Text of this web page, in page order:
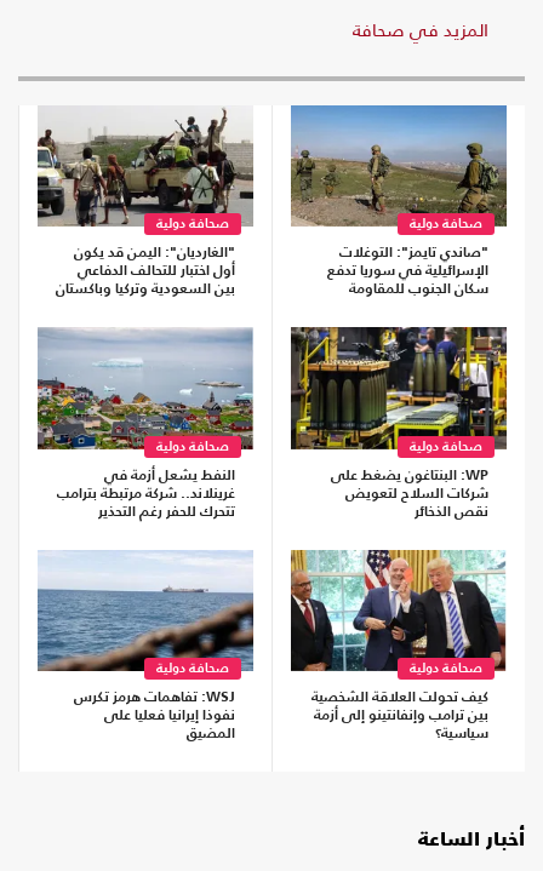
المزيد في صحافة
صحافة دولية
"صاندي تايمز": التوغلات
الإسرائيلية في سوريا تدفع
سكان الجنوب للمقاومة
صحافة دولية
"الغارديان": اليمن قد يكون
أول اختبار للتحالف الدفاعي
بين السعودية وتركيا وباكستان
صحافة دولية
WP: البنتاغون يضغط على
شركات السلاح لتعويض
نقص الذخائر
صحافة دولية
النفط يشعل أزمة في
غرينلاند.. شركة مرتبطة بترامب
تتحرك للحفر رغم التحذير
صحافة دولية
كيف تحولت العلاقة الشخصية
بين ترامب وإنفانتينو إلى أزمة
سياسية؟
صحافة دولية
WSJ: تفاهمات هرمز تكرس
نفوذا إيرانيا فعليا على
المضيق
أخبار الساعة